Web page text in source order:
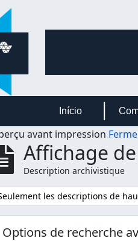
Início
avant impression
Affichage
Description archivistique
filter:les descriptions de
Options de recherche